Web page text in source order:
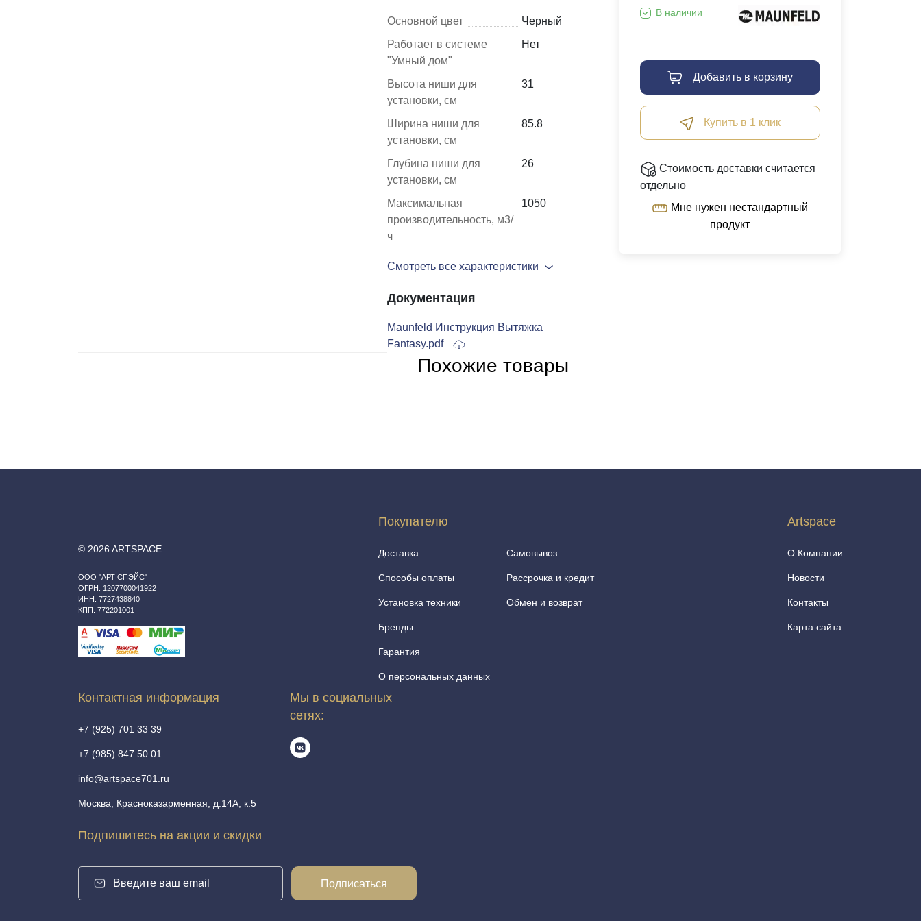
Шкафы и
стеллажи
Витрины
Шкафы
Стеллажи
Мебель для
Основной цвет
Черный
Работает в системе
"Умный дом"
Нет
Высота ниши для
установки, см
31
Ширина ниши для
установки, см
85.8
Глубина ниши для
установки, см
26
Максимальная
производительность, м3/
ч
1050
Смотреть все характеристики
Документация
Maunfeld Инструкция Вытяжка
Fantasy.pdf
В наличии
Добавить в корзину
Купить в 1 клик
Стоимость доставки считается
отдельно
продукт
Похожие товары
© 2026 ARTSPACE
ООО "АРТ СПЭЙС"
ОГРН: 1207700041922
ИНН: 7727438840
КПП: 772201001
Покупателю
Доставка
Способы оплаты
Установка техники
Бренды
Гарантия
О персональных данных
Самовывоз
Рассрочка и кредит
Обмен и возврат
Artspace
О Компании
Новости
Контакты
Карта сайта
Контактная информация
+7 (925) 701 33 39
+7 (985) 847 50 01
info@artspace701.ru
Москва, Красноказарменная, д.14А, к.5
Мы в социальных
сетях:
Подпишитесь на акции и скидки
Подписаться